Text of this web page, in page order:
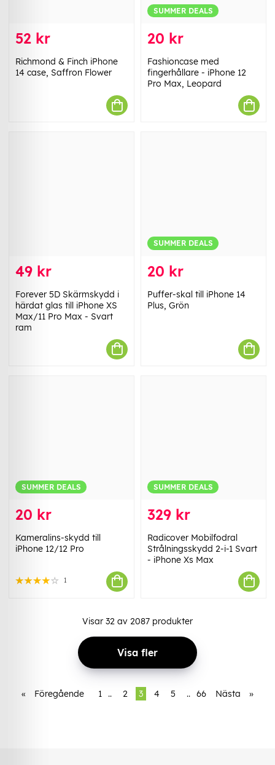
52 kr
Richmond & Finch iPhone
14 case, Saffron Flower
SUMMER DEALS
20 kr
Fashioncase med
fingerhållare - iPhone 12
Pro Max, Leopard
49 kr
Forever 5D Skärmskydd i
härdat glas till iPhone XS
Max/11 Pro Max - Svart
ram
SUMMER DEALS
20 kr
Puffer-skal till iPhone 14
Plus, Grön
SUMMER DEALS
20 kr
Kameralins-skydd till
iPhone 12/12 Pro
1
SUMMER DEALS
329 kr
Radicover Mobilfodral
Strålningsskydd 2-i-1 Svart
- iPhone Xs Max
Visar 32 av 2087 produkter
Visa fler
« Föregående 1 .. 2 3 4 5 .. 66 Nästa »